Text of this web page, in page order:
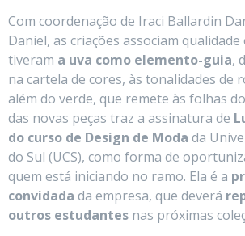
Com coordenação de Iraci Ballardin
Daniel, as criações associam
tiveram a uva como elemento-guia,
na cartela de cores, às tonalidades de
além do verde, que remete às folhas
das novas peças traz a assinatura de
do curso de Design de Moda da
do Sul (UCS), como forma de
quem está iniciando no ramo. Ela é a
convidada da empresa, que deverá
outros estudantes nas próximas